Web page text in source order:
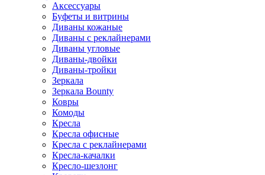
Аксессуары
Буфеты и витрины
Диваны кожаные
Диваны с реклайнерами
Диваны угловые
Диваны-двойки
Диваны-тройки
Зеркала
Зеркала Bounty
Ковры
Комоды
Кресла
Кресла офисные
Кресла с реклайнерами
Кресла-качалки
Кресло-шезлонг